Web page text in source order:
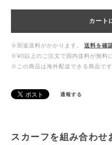
カート
※別途送料がかかります。
送料を確
※¥0以上のご注文で国内送料が無料
※この商品は海外配送できる商品です
通報する
スカーフを組み合わせ